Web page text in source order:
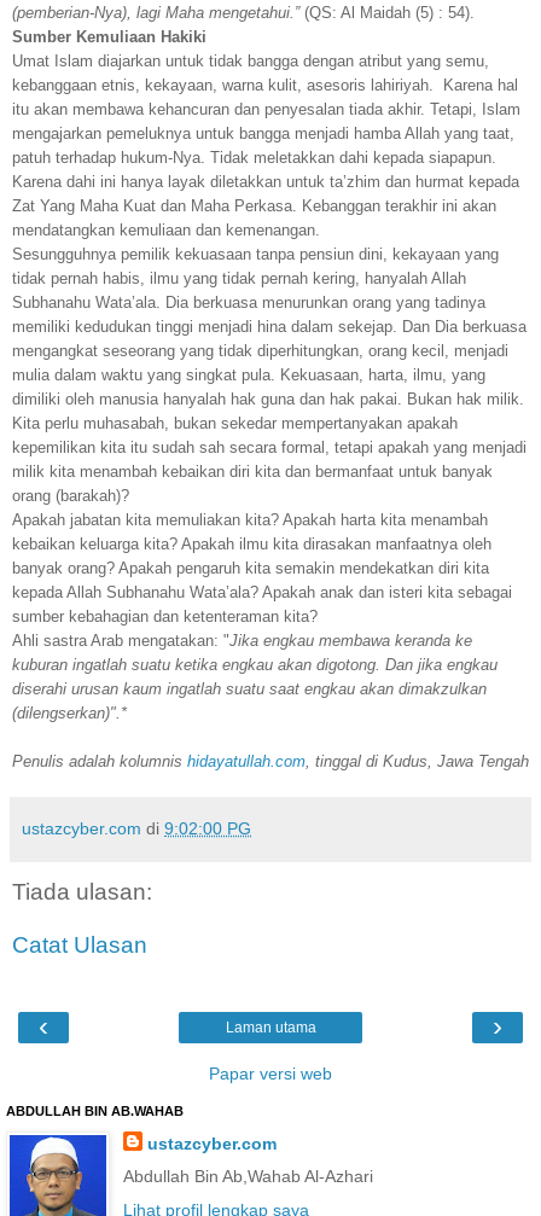
(pemberian-Nya), lagi Maha mengetahui.”(QS: Al Maidah (5) : 54).
Sumber Kemuliaan Hakiki
Umat Islam diajarkan untuk tidak bangga dengan atribut yang semu,
kebanggaan etnis, kekayaan, warna kulit, asesoris lahiriyah. Karena hal
itu akan membawa kehancuran dan penyesalan tiada akhir. Tetapi, Islam
mengajarkan pemeluknya untuk bangga menjadi hamba Allah yang taat,
patuh terhadap hukum-Nya. Tidak meletakkan dahi kepada siapapun.
Karena dahi ini hanya layak diletakkan untuk ta’zhim dan hurmat kepada
Zat Yang Maha Kuat dan Maha Perkasa. Kebanggan terakhir ini akan
mendatangkan kemuliaan dan kemenangan.
Sesungguhnya pemilik kekuasaan tanpa pensiun dini, kekayaan yang
tidak pernah habis, ilmu yang tidak pernah kering, hanyalah Allah
Subhanahu Wata’ala. Dia berkuasa menurunkan orang yang tadinya
memiliki kedudukan tinggi menjadi hina dalam sekejap. Dan Dia berkuasa
mengangkat seseorang yang tidak diperhitungkan, orang kecil, menjadi
mulia dalam waktu yang singkat pula. Kekuasaan, harta, ilmu, yang
dimiliki oleh manusia hanyalah hak guna dan hak pakai. Bukan hak milik.
Kita perlu muhasabah, bukan sekedar mempertanyakan apakah
kepemilikan kita itu sudah sah secara formal, tetapi apakah yang menjadi
milik kita menambah kebaikan diri kita dan bermanfaat untuk banyak
orang (barakah)?
Apakah jabatan kita memuliakan kita? Apakah harta kita menambah
kebaikan keluarga kita? Apakah ilmu kita dirasakan manfaatnya oleh
banyak orang? Apakah pengaruh kita semakin mendekatkan diri kita
kepada Allah Subhanahu Wata’ala? Apakah anak dan isteri kita sebagai
sumber kebahagian dan ketenteraman kita?
Ahli sastra Arab mengatakan: "Jika engkau membawa keranda ke
kuburan ingatlah suatu ketika engkau akan digotong. Dan jika engkau
diserahi urusan kaum ingatlah suatu saat engkau akan dimakzulkan
(dilengserkan)".*
Penulis adalah kolumnis hidayatullah.com, tinggal di Kudus, Jawa Tengah
ustazcyber.com di 9:02:00 PG
Tiada ulasan:
Catat Ulasan
‹ ›
Laman utama
Papar versi web
ABDULLAH BIN AB.WAHAB
ustazcyber.com
Abdullah Bin Ab,Wahab Al-Azhari
Lihat profil lengkap saya